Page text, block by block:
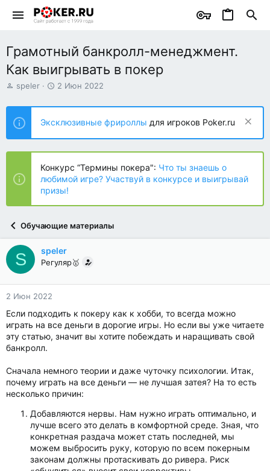
Грамотный банкролл-менеджмент.
Как выигрывать в покер
А
т
о
р
т
е
ы
speler
Д
т
н
а
ч
л
а
2 Июн 2022
Эксклюзивные фрироллы для игроков Poker.ru
Конкурс “Термины покера": Что ты знаешь о
любимой игре? Участвуй в конкурсе и выигрывай
призы!
Обучающие материалы
S speler
Регуляр🥇
2 Июн 2022
Если подходить к покеру как к хобби, то всегда можно
играть на все деньги в дорогие игры. Но если вы уже читаете
эту статью, значит вы хотите побеждать и наращивать свой
банкролл.
Сначала немного теории и даже чуточку психологии. Итак,
почему играть на все деньги — не лучшая затея? На то есть
несколько причин:
Добавляются нервы. Нам нужно играть оптимально, и
лучше всего это делать в комфортной среде. Зная, что
конкретная раздача может стать последней, мы
можем выбросить руку, которую по всем покерным
законам должны протаскивать до ривера. Риск